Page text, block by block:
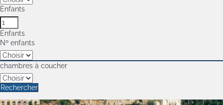
Enfants
Enfants
Nº enfants
chambres à coucher
Rechercher